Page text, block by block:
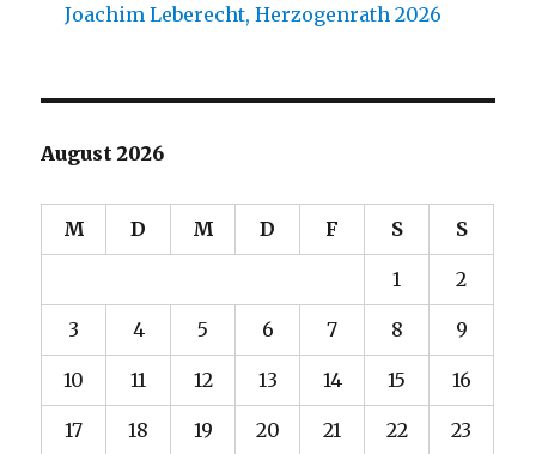
Joachim Leberecht, Herzogenrath 2026
August 2026
M D M D F S S
1 2
3 4 5 6 7 8 9
10 11 12 13 14 15 16
17 18 19 20 21 22 23